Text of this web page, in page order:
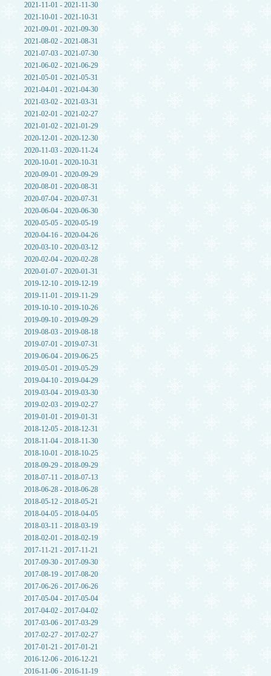
2021-11-01 - 2021-11-30
2021-10-01 - 2021-10-31
2021-09-01 - 2021-09-30
2021-08-02 - 2021-08-31
2021-07-03 - 2021-07-30
2021-06-02 - 2021-06-29
2021-05-01 - 2021-05-31
2021-04-01 - 2021-04-30
2021-03-02 - 2021-03-31
2021-02-01 - 2021-02-27
2021-01-02 - 2021-01-29
2020-12-01 - 2020-12-30
2020-11-03 - 2020-11-24
2020-10-01 - 2020-10-31
2020-09-01 - 2020-09-29
2020-08-01 - 2020-08-31
2020-07-04 - 2020-07-31
2020-06-04 - 2020-06-30
2020-05-05 - 2020-05-19
2020-04-16 - 2020-04-26
2020-03-10 - 2020-03-12
2020-02-04 - 2020-02-28
2020-01-07 - 2020-01-31
2019-12-10 - 2019-12-19
2019-11-01 - 2019-11-29
2019-10-10 - 2019-10-26
2019-09-10 - 2019-09-29
2019-08-03 - 2019-08-18
2019-07-01 - 2019-07-31
2019-06-04 - 2019-06-25
2019-05-01 - 2019-05-29
2019-04-10 - 2019-04-29
2019-03-04 - 2019-03-30
2019-02-03 - 2019-02-27
2019-01-01 - 2019-01-31
2018-12-05 - 2018-12-31
2018-11-04 - 2018-11-30
2018-10-01 - 2018-10-25
2018-09-29 - 2018-09-29
2018-07-11 - 2018-07-13
2018-06-28 - 2018-06-28
2018-05-12 - 2018-05-21
2018-04-05 - 2018-04-05
2018-03-11 - 2018-03-19
2018-02-01 - 2018-02-19
2017-11-21 - 2017-11-21
2017-09-30 - 2017-09-30
2017-08-19 - 2017-08-20
2017-06-26 - 2017-06-26
2017-05-04 - 2017-05-04
2017-04-02 - 2017-04-02
2017-03-06 - 2017-03-29
2017-02-27 - 2017-02-27
2017-01-21 - 2017-01-21
2016-12-06 - 2016-12-21
2016-11-06 - 2016-11-19